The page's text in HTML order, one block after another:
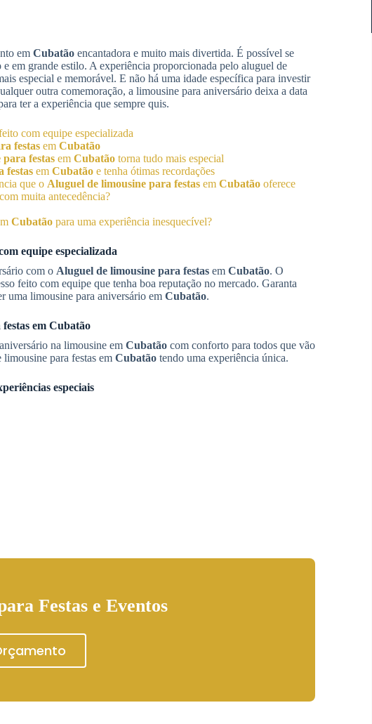
em Cubatão encantadora e muito mais divertida. É possível se
em grande estilo. A experiência proporcionada pelo aluguel de
especial e memorável. E não há uma idade específica para investir
outra comemoração, a limousine para aniversário deixa a data
ter a experiência que sempre quis.
com equipe especializada
festas em Cubatão
festas em Cubatão torna tudo mais especial
festas em Cubatão e tenha ótimas recordações
que o Aluguel de limousine para festas em Cubatão oferece
com muita antecedência?
Cubatão para uma experiência inesquecível?
equipe especializada
com o Aluguel de limousine para festas em Cubatão. O
feito com equipe que tenha boa reputação no mercado. Garanta
uma limousine para aniversário em Cubatão.
em Cubatão
na limousine em Cubatão com conforto para todos que vão
para festas em Cubatão tendo uma experiência única.
especiais
Festas e Eventos